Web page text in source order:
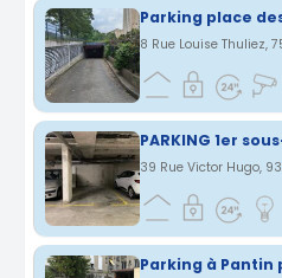
8 Rue Louise Thuliez,
39 Rue Victor Hugo,